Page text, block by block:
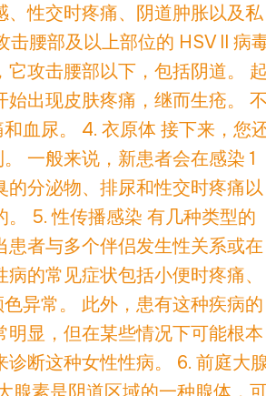
性交时疼痛、阴道肿胀以及私
腰部及以上部位的 HSV II 病
它攻击腰部以下，包括阴道。
出现皮肤疼痛，继而生疮。
血尿。 4. 衣原体 接下来，您
一般来说，新患者会在感染 1
分泌物、排尿和性交时疼痛以
5. 性传播感染 有几种类型的
者与多个伴侣发生性关系或在
的常见症状包括小便时疼痛、
异常。 此外，患有这种疾病的
显，但在某些情况下可能根本
断这种女性性病。 6. 前庭大